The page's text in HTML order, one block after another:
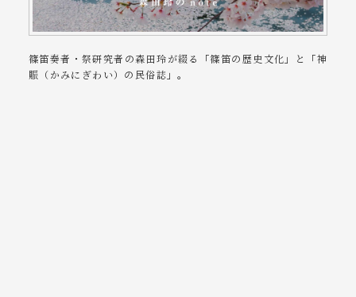
篠笛奏者・祭研究者の森田玲が綴る「篠笛の歴史文化」と「神
賑（かみにぎわい）の民俗誌」。